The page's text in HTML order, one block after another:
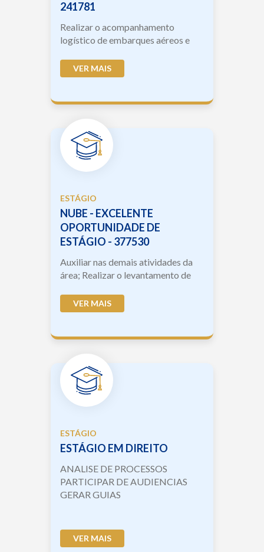
241781
Realizar o acompanhamento
logístico de embarques aéreos e
sistema iscomex/mantra e siscarga;
- Atualizar os sistem...
VER MAIS
ESTÁGIO
NUBE - EXCELENTE
OPORTUNIDADE DE
ESTÁGIO - 377530
Auxiliar nas demais atividades da
área; Realizar o levantamento de
processos e produtividade; Realizar
o levantament...
VER MAIS
ESTÁGIO
ESTÁGIO EM DIREITO
ANALISE DE PROCESSOS
PARTICIPAR DE AUDIENCIAS
GERAR GUIAS
VER MAIS